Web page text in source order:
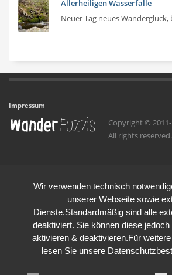
Allerheiligen Wasserfälle
Neuer Tag neues Wanderglück,
Impressum
Copyright ©
All rights reserved.
Wir verwenden technisch
unserer Webseite sowie
Dienste.Standardmäßig sind alle
deaktiviert. Sie können diese jedoch
aktivieren & deaktivieren.Für
lesen Sie unsere